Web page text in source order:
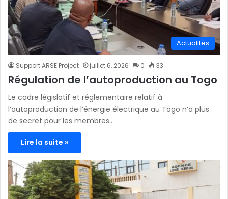
Actualités
Support ARSE Project juillet 6, 2026 0 33
Régulation de l’autoproduction au Togo
Le cadre législatif et réglementaire relatif à
l’autoproduction de l’énergie électrique au Togo n’a plus
de secret pour les membres…
Lire la suite »